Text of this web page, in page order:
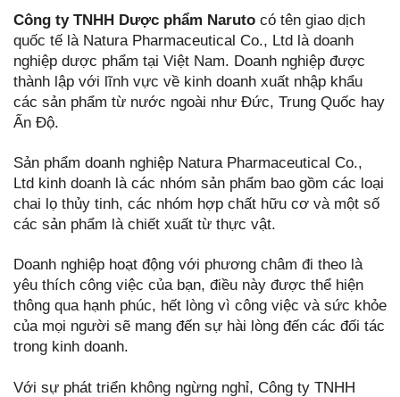
Công ty TNHH Dược phẩm Naruto có tên giao dịch
quốc tế là Natura Pharmaceutical Co., Ltd là doanh
nghiệp dược phẩm tại Việt Nam. Doanh nghiệp được
thành lập với lĩnh vực về kinh doanh xuất nhập khẩu
các sản phẩm từ nước ngoài như Đức, Trung Quốc hay
Ấn Độ.
Sản phẩm doanh nghiệp Natura Pharmaceutical Co.,
Ltd kinh doanh là các nhóm sản phẩm bao gồm các loại
chai lọ thủy tinh, các nhóm hợp chất hữu cơ và một số
các sản phẩm là chiết xuất từ thực vật.
Doanh nghiệp hoạt động với phương châm đi theo là
yêu thích công việc của bạn, điều này được thể hiện
thông qua hạnh phúc, hết lòng vì công việc và sức khỏe
của mọi người sẽ mang đến sự hài lòng đến các đối tác
trong kinh doanh.
Với sự phát triển không ngừng nghỉ, Công ty TNHH